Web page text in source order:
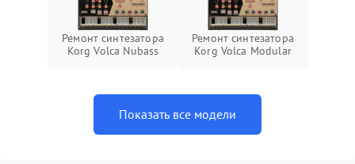
Ремонт синтезатора
Korg Volca Nubass
Ремонт синтезатора
Korg Volca Modular
Показать все модели